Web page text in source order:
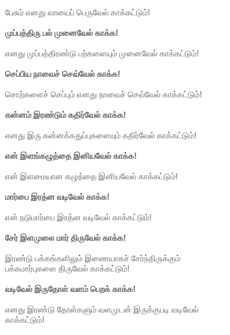
பேசும் எனது வாயைப் பெருவேல் காக்கட்டும்!
முப்பத்திரு பல் முனைவேல் காக்க!
எனது முப்பத்திரண்டு பற்களையும் முனைவேல் காக்கட்டும்!
செப்பிய நாவைச் செவ்வேல் காக்க!
சொற்களைச் செப்பும் எனது நாவைச் செவ்வேல் காக்கட்டும்!
கன்னம் இரண்டும் கதிர்வேல் காக்க!
எனது இரு கன்னக்கதுப்புகளையும் கதிர்வேல் காக்கட்டும்!
என் இளங்கழுத்தை இனியவேல் காக்க!
என் இளமையான கழுத்தை இனியவேல் காக்கட்டும்!
மார்பை இரத்ன வடிவேல் காக்க!
என் நடுமார்பை இரத்ன வடிவேல் காக்கட்டும்!
சேர் இளமுலை மார் திருவேல் காக்க!
இரண்டு பக்கங்களிலும் இணையாகச் சேர்ந்திருக்கும்
பக்கமார்புகளை திருவேல் காக்கட்டும்!
வடிவேல் இருதோள் வளம் பெறக் காக்க!
எனது இரண்டு தோள்களும் வளமுடன் இருக்குபடி வடிவேல்
காக்கட்டும்!